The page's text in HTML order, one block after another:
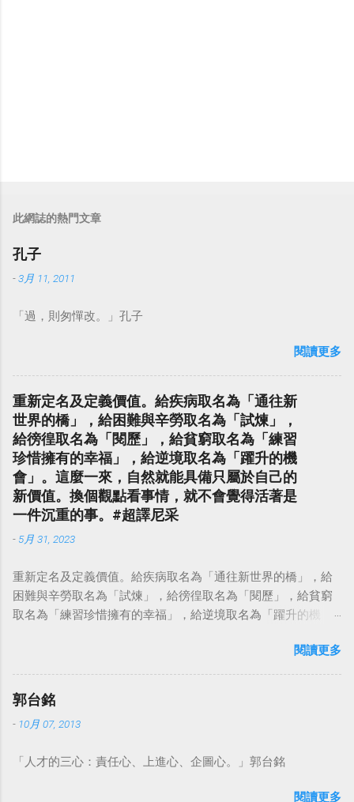
此網誌的熱門文章
孔子
-3月 11, 2011
「過，則匆憚改。」孔子
閱讀更多
重新定名及定義價值。給疾病取名為「通往新
世界的橋」，給困難與辛勞取名為「試煉」，
給徬徨取名為「閱歷」，給貧窮取名為「練習
珍惜擁有的幸福」，給逆境取名為「躍升的機
會」。這麼一來，自然就能具備只屬於自己的
新價值。換個觀點看事情，就不會覺得活著是
一件沉重的事。#超譯尼采
- 5月 31, 2023
重新定名及定義價值。給疾病取名為「通往新世界的橋」，給
困難與辛勞取名為「試煉」，給徬徨取名為「閱歷」，給貧窮
取名為「練習珍惜擁有的幸福」，給逆境取名為「躍升的機
點看事情，就不會覺得活著是一件沉重的事。#超譯尼采 — 中
華名言 - Chinese Quotes (@chinese_quotes) May 23, 2023
閱讀更多
郭台銘
- 10月 07, 2013
「人才的三心：責任心、上進心、企圖心。」郭台銘
閱讀更多